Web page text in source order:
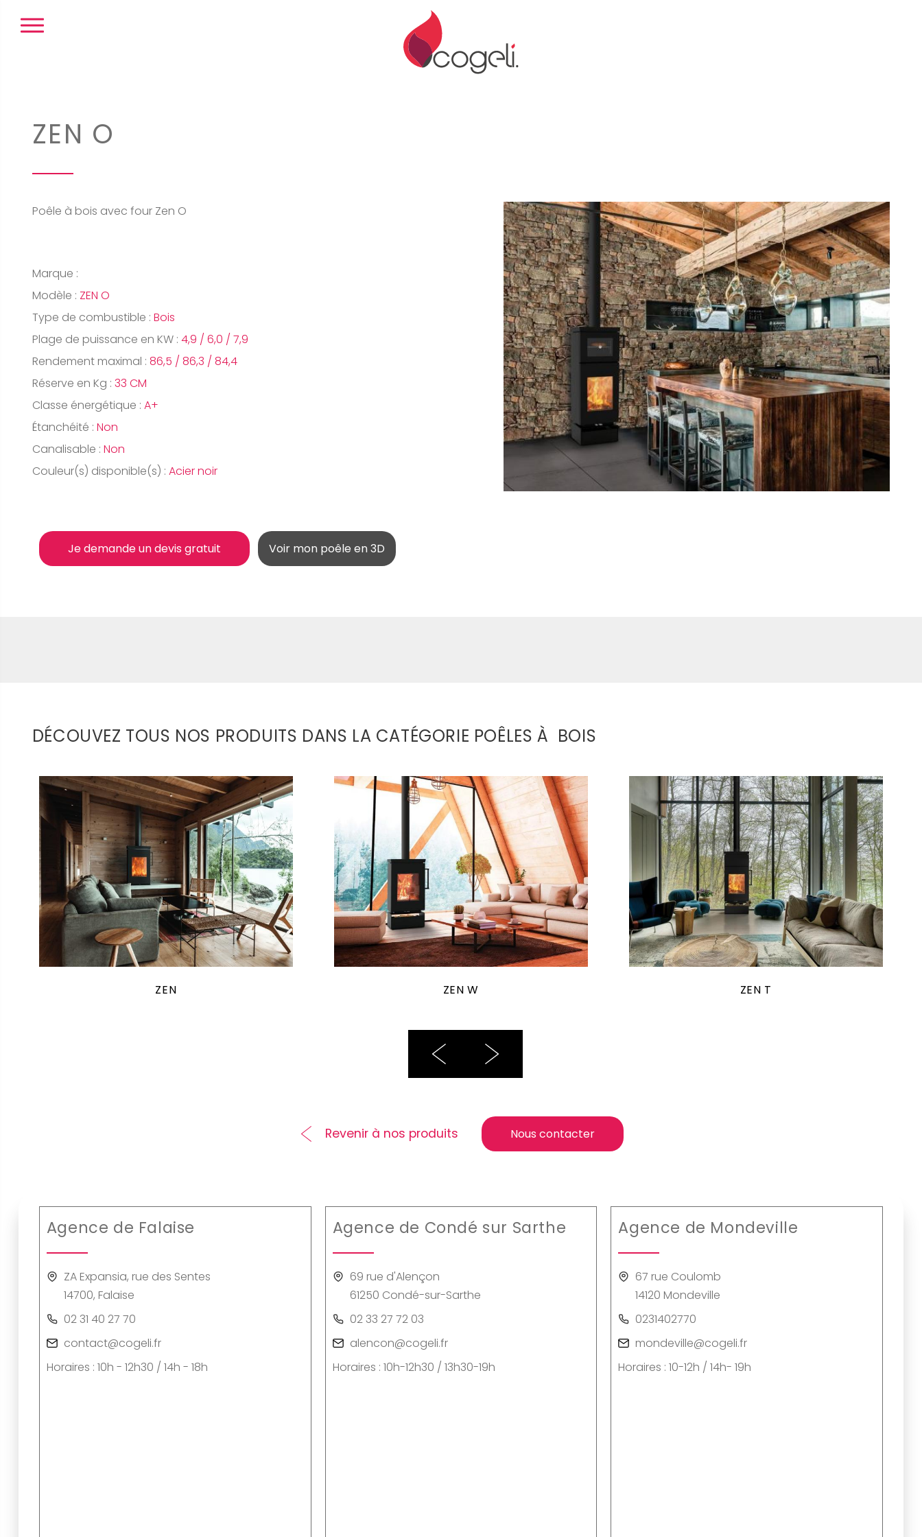
ZEN O
Poêle à bois avec four Zen O
Marque :
Modèle : ZEN O
Type de combustible : Bois
Plage de puissance en KW : 4,9 / 6,0 / 7,9
Rendement maximal : 86,5 / 86,3 / 84,4
Réserve en Kg : 33 CM
Classe énergétique : A+
Étanchéité : Non
Canalisable : Non
Couleur(s) disponible(s) : Acier noir
Je demande un devis gratuit Voir mon poêle en 3D
DÉCOUVEZ TOUS NOS PRODUITS DANS LA CATÉGORIE POÊLES À BOIS
ZEN ZEN W ZEN T
Revenir à nos produits Nous contacter
Agence de Falaise
ZA Expansia, rue des Sentes
14700, Falaise
02 31 40 27 70
contact@cogeli.fr
Horaires : 10h - 12h30 / 14h - 18h
Agence de Condé sur Sarthe
69 rue d'Alençon
61250 Condé-sur-Sarthe
02 33 27 72 03
alencon@cogeli.fr
Horaires : 10h-12h30 / 13h30-19h
Agence de Mondeville
67 rue Coulomb
14120 Mondeville
0231402770
mondeville@cogeli.fr
Horaires : 10-12h / 14h- 19h